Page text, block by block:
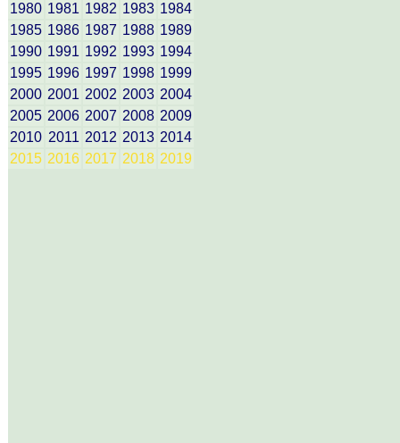
1980 1981 1982 1983 1984
1985 1986 1987 1988 1989
1990 1991 1992 1993 1994
1995 1996 1997 1998 1999
2000 2001 2002 2003 2004
2005 2006 2007 2008 2009
2010 2011 2012 2013 2014
2015 2016 2017 2018 2019